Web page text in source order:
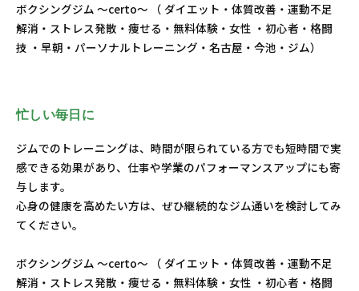
ボクシングジム ～certo～ （ ダイエット・体質改善・運動不足
解消・ストレス発散・痩せる・無料体験・女性 ・初心者・格闘
技 ・早朝・パーソナルトレーニング・名古屋・今池・ジム）
忙しい毎日に
ジムでのトレーニングは、時間が限られている方でも短時間で実
感できる効果があり、仕事や学業のパフォーマンスアップにも寄
与します。
心身の健康を高めたい方は、ぜひ継続的なジム通いを検討してみ
てください。
ボクシングジム ～certo～ （ ダイエット・体質改善・運動不足
解消・ストレス発散・痩せる・無料体験・女性 ・初心者・格闘